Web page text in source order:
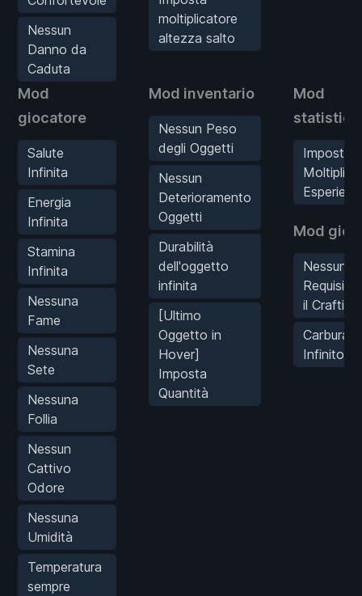
Nessun
Danno da
Caduta
moltiplicatore
altezza salto
Mod
giocatore
Salute
Infinita
Energia
Infinita
Stamina
Infinita
Nessuna
Fame
Nessuna
Sete
Nessuna
Follia
Nessun
Cattivo
Odore
Nessuna
Umidità
Temperatura
sempre
Mod inventario
Nessun Peso
degli Oggetti
Nessun
Deterioramento
Oggetti
Durabilità
dell'oggetto
infinita
[Ultimo
Oggetto in
Hover]
Imposta
Quantità
Mod
Imposta
Mod
Nessun
Requisito
il Crafting
Infinito